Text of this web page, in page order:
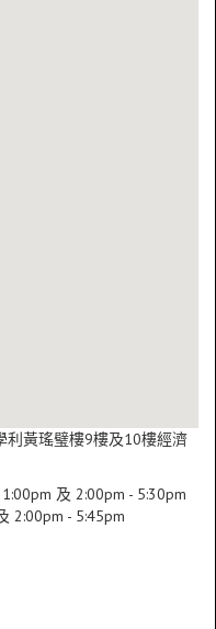
利黃瑤璧樓9樓及10樓經濟
及 2:00pm - 5:30pm
2:00pm - 5:45pm